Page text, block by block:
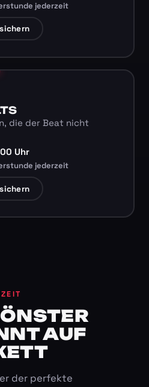
jederzeit
die der Beat nicht
Uhr
jederzeit
AUF
der perfekte